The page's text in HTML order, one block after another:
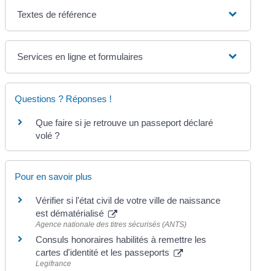
Textes de référence
Services en ligne et formulaires
Questions ? Réponses !
Que faire si je retrouve un passeport déclaré
volé ?
Pour en savoir plus
Vérifier si l'état civil de votre ville de naissance
est dématérialisé
Agence nationale des titres sécurisés (ANTS)
Consuls honoraires habilités à remettre les
cartes d'identité et les passeports
Legifrance